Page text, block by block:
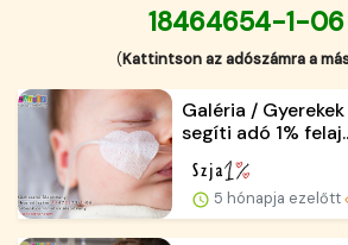
18464654-1-
(Kattintson az adószámra a
Galéria /
segíti adó 1%
5 hónapja ezelőtt